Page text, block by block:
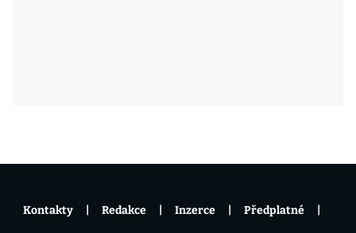
Kontakty Redakce Inzerce Předplatné